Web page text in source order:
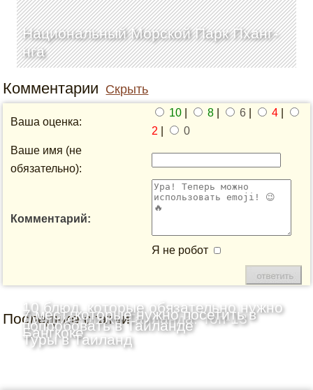
Национальный Морской Парк Пханг-
нга
Комментарии Скрыть
Ваша оценка:
10 8 6 4
2
0
Ваше имя (не
обязательно):
Комментарий:
Я не робот
Последние статьи
Лучшие пляжи Таиланда: Топ-13
10 блюд, которые обязательно нужно
попробовать в Таиланде
7 мест, которые нужно посетить в
Бангкоке
Туры в Таиланд